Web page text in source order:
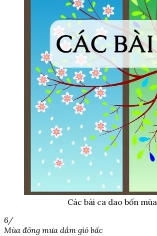
Các bài ca dao bốn mùa
6/
Mùa đông mưa dầm gió bấc